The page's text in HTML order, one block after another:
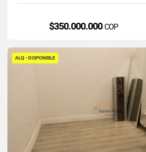
$350.000.000 COP
ALQ - DISPONIBLE